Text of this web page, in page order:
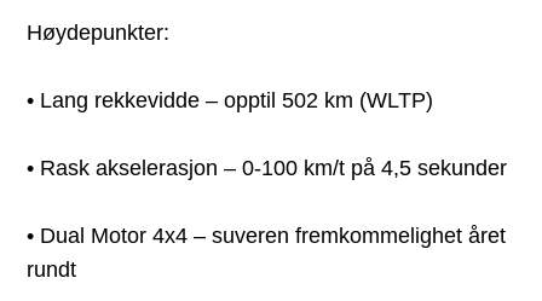
Høydepunkter:
• Lang rekkevidde – opptil 502 km (WLTP)
• Rask akselerasjon – 0-100 km/t på 4,5 sekunder
• Dual Motor 4x4 – suveren fremkommelighet året
rundt